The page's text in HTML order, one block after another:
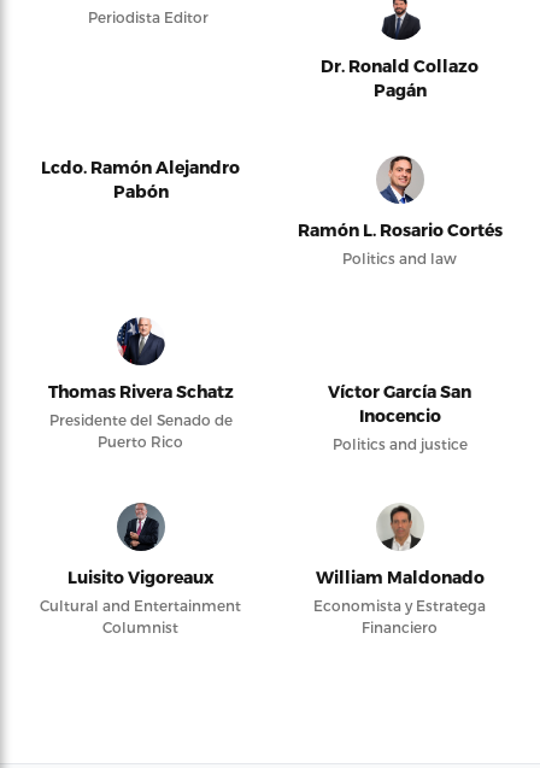
Periodista Editor
Dr. Ronald Collazo
Pagán
Lcdo. Ramón Alejandro
Pabón
Ramón L. Rosario Cortés
Politics and law
Thomas Rivera Schatz
Presidente del Senado de
Puerto Rico
Víctor García San
Inocencio
Politics and justice
Luisito Vigoreaux
Cultural and Entertainment
Columnist
William Maldonado
Economista y Estratega
Financiero